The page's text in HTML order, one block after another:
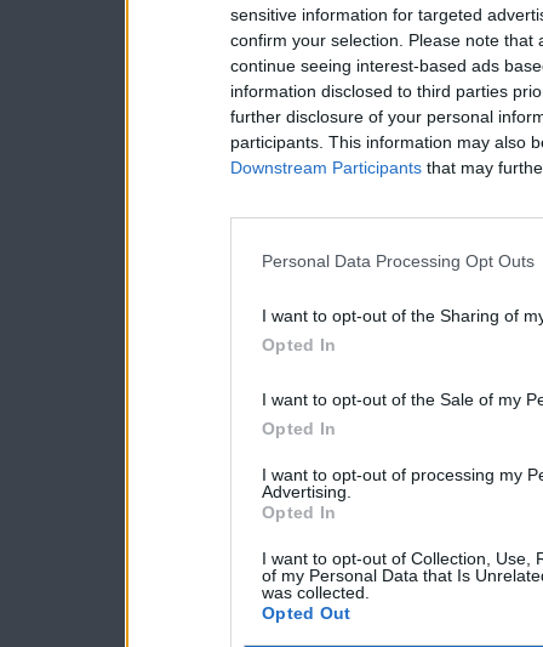
sensitive information for targeted
confirm your selection. Please note
continue seeing interest-based ads
information disclosed to third parties
further disclosure of your personal
participants. This information may also
Downstream Participants that may
Personal Data Processing Opt Outs
I want to opt-out of the Sharing of
Opted In
I want to opt-out of the Sale of my
Opted In
I want to opt-out of processing my
Advertising.
Opted In
I want to opt-out of Collection, Use,
of my Personal Data that Is
was collected.
Opted Out